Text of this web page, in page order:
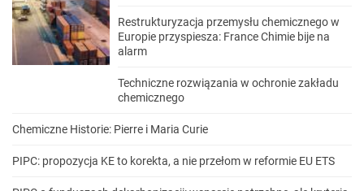
Restrukturyzacja przemysłu chemicznego w
Europie przyspiesza: France Chimie bije na
alarm
Techniczne rozwiązania w ochronie zakładu
chemicznego
Chemiczne Historie: Pierre i Maria Curie
PIPC: propozycja KE to korekta, a nie przełom w reformie EU ETS